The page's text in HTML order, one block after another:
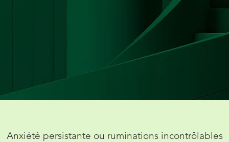
Anxiété persistante ou ruminations incontrôlables